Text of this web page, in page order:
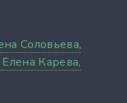
Соловьева,
Елена Карева,